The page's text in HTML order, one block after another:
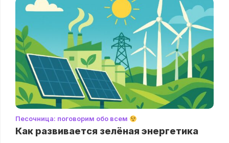
Песочница: поговорим обо всем
Как развивается зелёная энергетика